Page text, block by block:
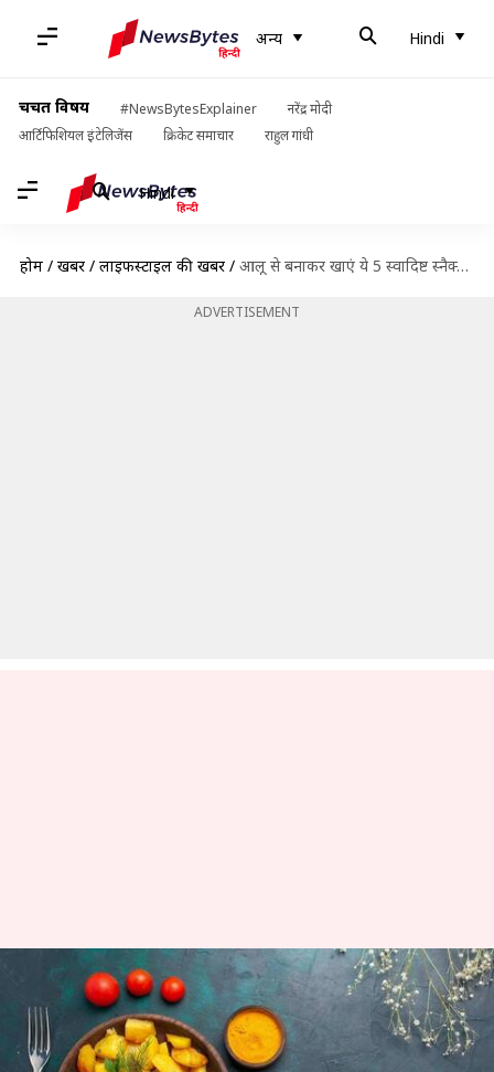
अन्य Hindi
चर्चित विषय #NewsBytesExplainer
नरेंद्र मोदी
आर्टिफिशियल इंटेलिजेंस
क्रिकेट समाचार राहुल गांधी
Hindi
होम / खबरें / लाइफस्टाइल की खबरें / आलू से बनाकर खाएं ये 5 स्वादिष्ट स्नैक्स, आसान है रेसिपी
ADVERTISEMENT
आलू से बनाकर खाएं ये 5 स्वादिष्ट
स्नैक्स, आसान है रेसिपी
लेखन अंजली Mar 27, 2025 09:01 pm